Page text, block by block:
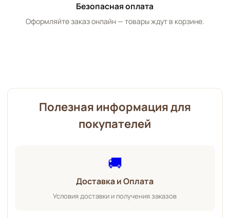
Безопасная оплата
Оформляйте заказ онлайн — товары ждут в корзине.
Полезная информация для
покупателей
🚚
Доставка и Оплата
Условия доставки и получения заказов